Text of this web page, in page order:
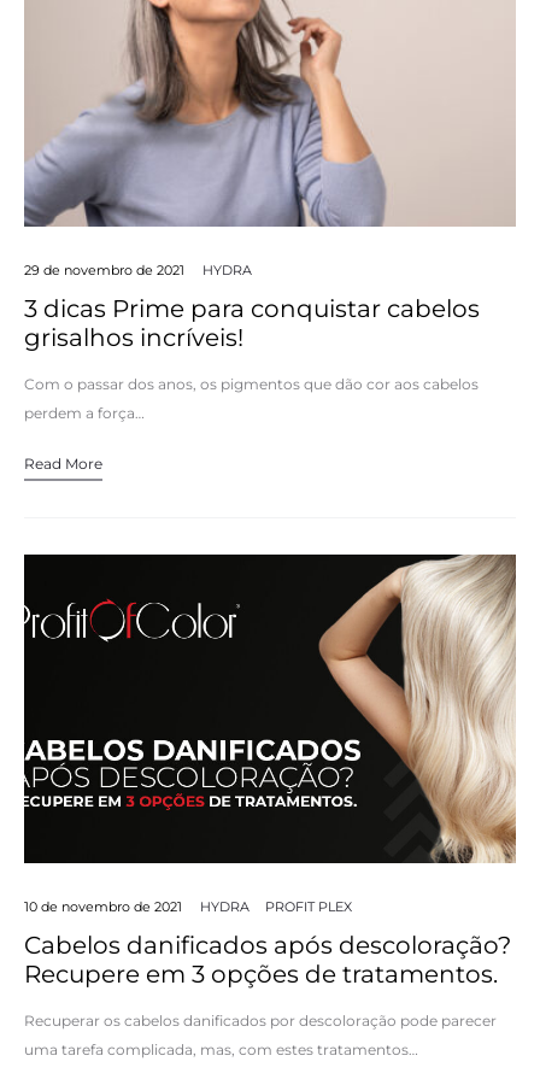
29 de novembro de 2021 HYDRA
3 dicas Prime para conquistar cabelos
grisalhos incríveis!
Com o passar dos anos, os pigmentos que dão cor aos cabelos
perdem a força…
Read More
10 de novembro de 2021 HYDRA PROFIT PLEX
Cabelos danificados após descoloração?
Recupere em 3 opções de tratamentos.
Recuperar os cabelos danificados por descoloração pode parecer
uma tarefa complicada, mas, com estes tratamentos…